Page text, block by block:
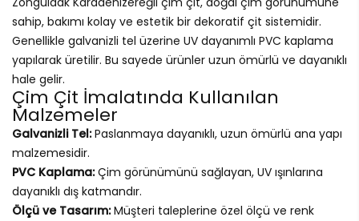
sahip, bakımı kolay ve estetik bir dekoratif çit sistemidir.
Genellikle galvanizli tel üzerine UV dayanımlı PVC kaplama
yapılarak üretilir. Bu sayede ürünler uzun ömürlü ve dayanıklı
hale gelir.
Çim Çit İmalatında Kullanılan
Malzemeler
Galvanizli Tel:Paslanmaya dayanıklı, uzun ömürlü ana yapı
malzemesidir.
PVC Kaplama:Çim görünümünü sağlayan, UV ışınlarına
dayanıklı dış katmandır.
Ölçü ve Tasarım:Müşteri taleplerine özel ölçü ve renk